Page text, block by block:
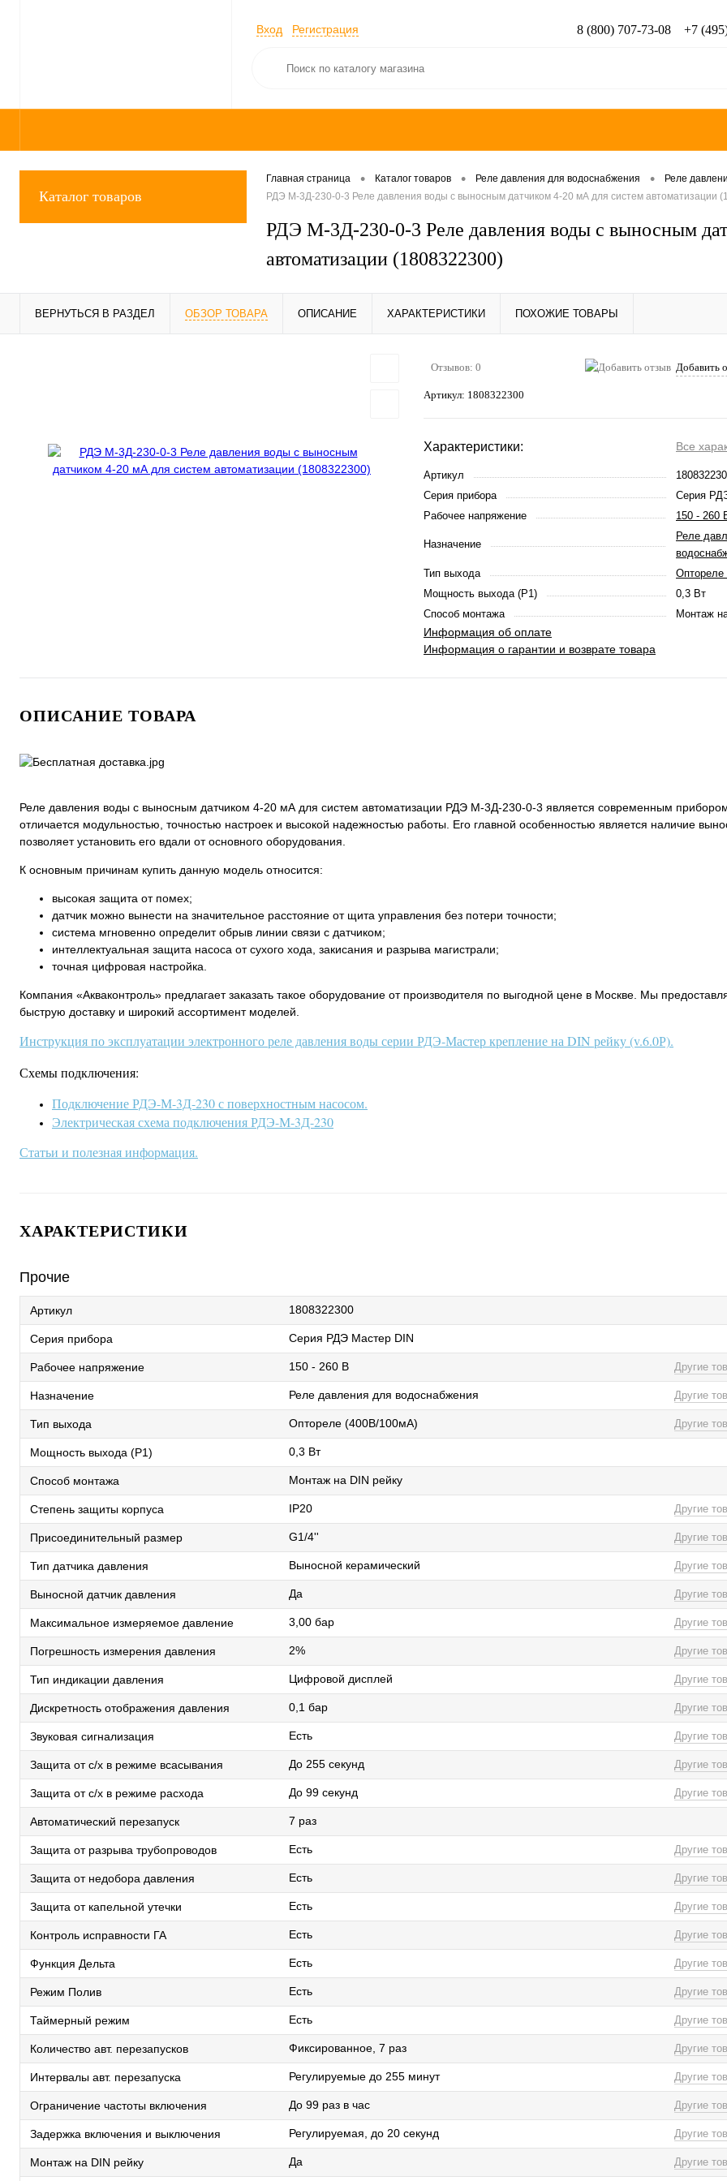
Вход Регистрация 8 (800) 707-73-08 +7
Каталог товаров
Главная страница • Каталог товаров • Реле давления для водоснабжения • Реле
РДЭ М-3Д-230-0-3 Реле давления воды с выносным датчиком 4-20 мА для систем автоматизации
РДЭ М-3Д-230-0-3 Реле давления воды с выносным
автоматизации (1808322300)
ВЕРНУТЬСЯ В РАЗДЕЛ ОБЗОР ТОВАРА ОПИСАНИЕ ХАРАКТЕРИСТИКИ ПОХОЖИЕ ТОВАРЫ
Отзывов: 0 Добавить
Артикул: 1808322300
Характеристики: Все
Артикул
Серия прибора
Серия
Рабочее напряжение
150 - 260
Назначение
Реле
Тип выхода
Мощность выхода (P1)
0,3 Вт
Способ монтажа
Монтаж
Информация об оплате
Информация о гарантии и возврате товара
ОПИСАНИЕ ТОВАРА
Реле давления воды с выносным датчиком 4-20 мА для систем автоматизации РДЭ М-3Д-230-0-3 является современным
отличается модульностью, точностью настроек и высокой надежностью работы. Его главной особенностью является наличие
позволяет установить его вдали от основного оборудования.
К основным причинам купить данную модель относится:
высокая защита от помех;
датчик можно вынести на значительное расстояние от щита управления без потери точности;
система мгновенно определит обрыв линии связи с датчиком;
интеллектуальная защита насоса от сухого хода, закисания и разрыва магистрали;
точная цифровая настройка.
Компания «Акваконтроль» предлагает заказать такое оборудование от производителя по выгодной цене в Москве. Мы
быструю доставку и широкий ассортимент моделей.
Инструкция по эксплуатации электронного реле давления воды серии РДЭ-Мастер крепление на DIN рейку (v.6.0Р).
Схемы подключения:
Подключение РДЭ-М-3Д-230 с поверхностным насосом.
Электрическая схема подключения РДЭ-М-3Д-230
Статьи и полезная информация.
ХАРАКТЕРИСТИКИ
Прочие
Артикул 1808322300
Серия прибора Серия РДЭ Мастер DIN
Рабочее напряжение 150 - 260 В Другие
Назначение Реле давления для водоснабжения Другие
Тип выхода Оптореле (400В/100мА) Другие
Мощность выхода (P1) 0,3 Вт
Способ монтажа Монтаж на DIN рейку
Степень защиты корпуса IP20 Другие
Присоединительный размер G1/4'' Другие
Тип датчика давления Выносной керамический Другие
Выносной датчик давления Да Другие
Максимальное измеряемое давление 3,00 бар Другие
Погрешность измерения давления 2% Другие
Тип индикации давления Цифровой дисплей Другие
Дискретность отображения давления 0,1 бар Другие
Звуковая сигнализация Есть Другие
Защита от с/х в режиме всасывания До 255 секунд Другие
Защита от с/х в режиме расхода До 99 секунд Другие
Автоматический перезапуск 7 раз
Защита от разрыва трубопроводов Есть Другие
Защита от недобора давления Есть Другие
Защита от капельной утечки Есть Другие
Контроль исправности ГА Есть Другие
Функция Дельта Есть Другие
Режим Полив Есть Другие
Таймерный режим Есть Другие
Количество авт. перезапусков Фиксированное, 7 раз Другие
Интервалы авт. перезапуска Регулируемые до 255 минут Другие
Ограничение частоты включения До 99 раз в час Другие
Задержка включения и выключения Регулируемая, до 20 секунд Другие
Монтаж на DIN рейку Да Другие